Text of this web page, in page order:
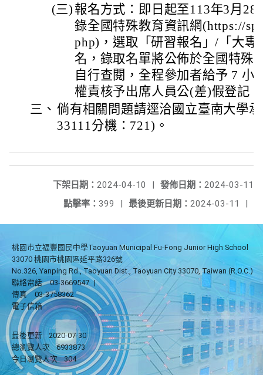
(三) 報名方式：即日起至113年3月
錄全國特殊教育資訊網(https://
php)，選取「研習報名」/「大專
名，錄取名單將公佈於全國特殊
自行查閱，全程參加者給予 7 小
權責核予出席人員公(差)假登記。
三、 倘有相關問題請逕洽國立臺南大學
33111分機：721)。
發佈日期： 2024-03-11
下架日期： 2024-04-10
|
最後更新日期： 2024-03-11 |
點擊率： 399 |
桃園市立福豐國民中學Taoyuan Municipal Fu-Fong Junior High School
33070 桃園市桃園區延平路326號
No.326, Yanping Rd., Taoyuan Dist., Taoyuan City 33070, Taiwan (R.O.C.)
聯絡電話
03-3669547 |
傳真
03-3758362
電子信箱
最後更新
2020-07-30
總瀏覽人次
6933873
今日瀏覽人次
304